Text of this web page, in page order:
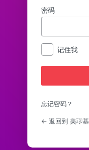
密码
记住我
忘记密码？
← 返回到 美聊